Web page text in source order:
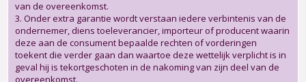
van de overeenkomst.
3. Onder extra garantie wordt verstaan iedere verbintenis van de
ondernemer, diens toeleverancier, importeur of producent waarin
deze aan de consument bepaalde rechten of vorderingen
toekent die verder gaan dan waartoe deze wettelijk verplicht is in
geval hij is tekortgeschoten in de nakoming van zijn deel van de